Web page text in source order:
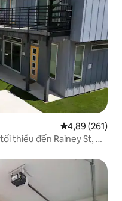
Xếp hạng
4,89 (261)
thiểu đến Rainey St, Hồ